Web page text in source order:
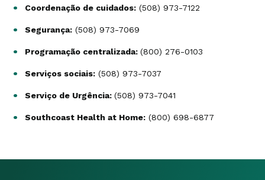
Coordenação de cuidados: (508) 973-7122
Segurança: (508) 973-7069
Programação centralizada: (800) 276-0103
Serviços sociais: (508) 973-7037
Serviço de Urgência: (508) 973-7041
Southcoast Health at Home: (800) 698-6877